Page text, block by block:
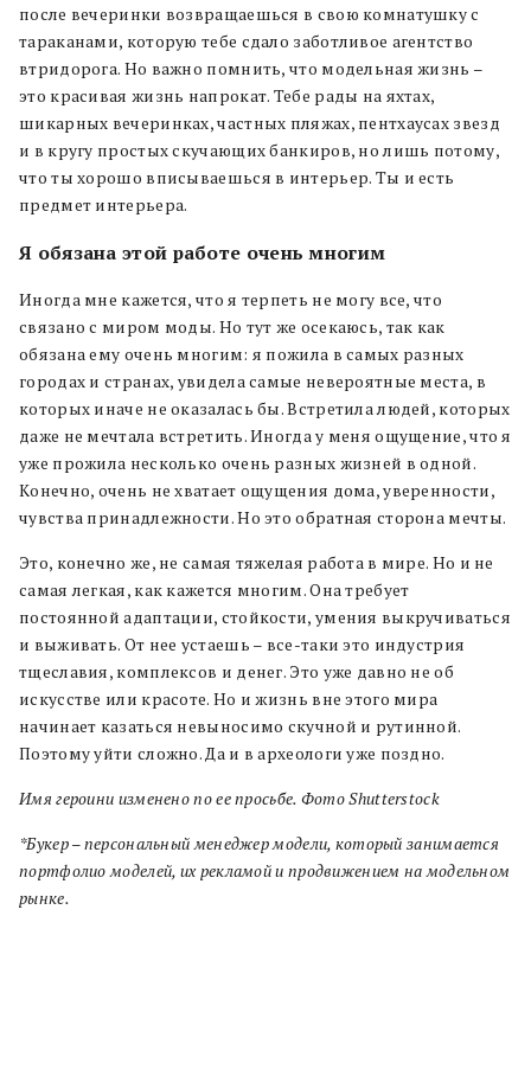
после вечеринки возвращаешься в свою комнатушку с
тараканами, которую тебе сдало заботливое агентство
втридорога. Но важно помнить, что модельная жизнь –
это красивая жизнь напрокат. Тебе рады на яхтах,
шикарных вечеринках, частных пляжах, пентхаусах звезд
и в кругу простых скучающих банкиров, но лишь потому,
что ты хорошо вписываешься в интерьер. Ты и есть
предмет интерьера.
Я обязана этой работе очень многим
Иногда мне кажется, что я терпеть не могу все, что
связано с миром моды. Но тут же осекаюсь, так как
обязана ему очень многим: я пожила в самых разных
городах и странах, увидела самые невероятные места, в
которых иначе не оказалась бы. Встретила людей, которых
даже не мечтала встретить. Иногда у меня ощущение, что я
уже прожила несколько очень разных жизней в одной.
Конечно, очень не хватает ощущения дома, уверенности,
чувства принадлежности. Но это обратная сторона мечты.
Это, конечно же, не самая тяжелая работа в мире. Но и не
самая легкая, как кажется многим. Она требует
постоянной адаптации, стойкости, умения выкручиваться
и выживать. От нее устаешь – все-таки это индустрия
тщеславия, комплексов и денег. Это уже давно не об
искусстве или красоте. Но и жизнь вне этого мира
начинает казаться невыносимо скучной и рутинной.
Поэтому уйти сложно. Да и в археологи уже поздно.
Имя героини изменено по ее просьбе. Фото Shutterstock
*Букер – персональный менеджер модели, который занимается
портфолио моделей, их рекламой и продвижением на модельном
рынке.